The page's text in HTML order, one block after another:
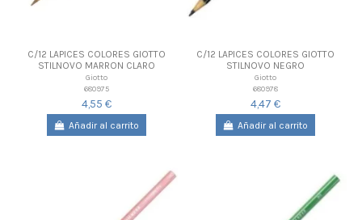
C/12 LAPICES COLORES GIOTTO
STILNOVO MARRON CLARO
Giotto
680975
4,55 €
Añadir al carrito
C/12 LAPICES COLORES GIOTTO
STILNOVO NEGRO
Giotto
680978
4,47 €
Añadir al carrito